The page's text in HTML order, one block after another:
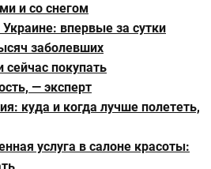
и со снегом
Украине: впервые за сутки
заболевших
сейчас покупать
— эксперт
куда и когда лучше полететь,
услуга в салоне красоты: